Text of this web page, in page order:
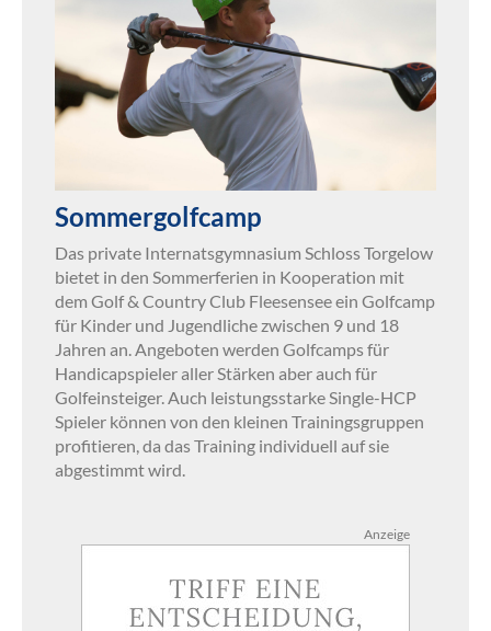
Sommergolfcamp
Das private Internatsgymnasium Schloss Torgelow
bietet in den Sommerferien in Kooperation mit
dem Golf & Country Club Fleesensee ein Golfcamp
für Kinder und Jugendliche zwischen 9 und 18
Jahren an. Angeboten werden Golfcamps für
Handicapspieler aller Stärken aber auch für
Golfeinsteiger. Auch leistungsstarke Single-HCP
Spieler können von den kleinen Trainingsgruppen
profitieren, da das Training individuell auf sie
abgestimmt wird.
Anzeige